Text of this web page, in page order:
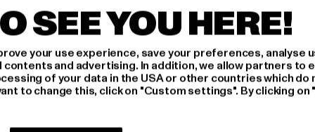
AN,
SEE YOU HERE!
your use experience, save your preferences, analyse
and advertising. In addition, we allow partners to
of your data in the USA or other countries which do
to change this, click on "Custom settings". By clicking